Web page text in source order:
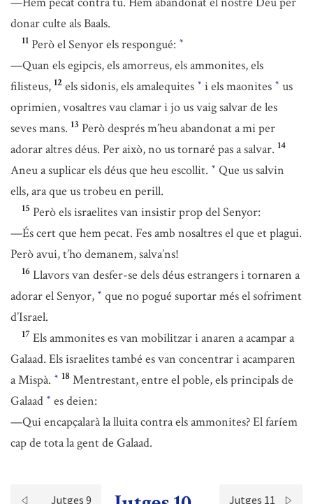
donar culte als Baals.
11 Però el Senyor els respongué: *
—Quan els egipcis, els amorreus, els ammonites, els
filisteus, 12 els sidonis, els amalequites * i els maonites * us
oprimien, vosaltres vau clamar i jo us vaig salvar de les
seves mans. 13 Però després m’heu abandonat a mi per
adorar altres déus. Per això, no us tornaré pas a salvar. 14
Aneu a suplicar els déus que heu escollit. * Que us salvin
ells, ara que us trobeu en perill.
15 Però els israelites van insistir prop del Senyor:
—És cert que hem pecat. Fes amb nosaltres el que et plagui.
Però avui, t’ho demanem, salva’ns!
16 Llavors van desfer-se dels déus estrangers i tornaren a
adorar el Senyor, * que no pogué suportar més el sofriment
d’Israel.
17 Els ammonites es van mobilitzar i anaren a acampar a
Galaad. Els israelites també es van concentrar i acamparen
a Mispà. * 18 Mentrestant, entre el poble, els principals de
Galaad * es deien:
—Qui encapçalarà la lluita contra els ammonites? El faríem
cap de tota la gent de Galaad.
Jutges 9 Jutges 11